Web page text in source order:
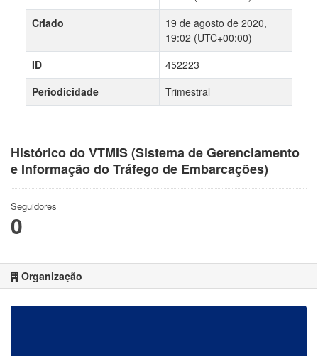
Histórico do VTMIS (Sistema de Gerenciamento
e Informação do Tráfego de Embarcações)
Seguidores
0
Organização
Criado
19 de agosto de 2020,
19:02 (UTC+00:00)
ID
452223
Periodicidade
Trimestral